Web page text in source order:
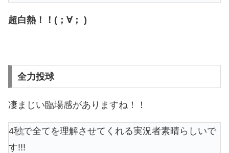
超白熱！！(；∀； )
全力投球
凄まじい臨場感がありますね！！
4秒で全てを理解させてくれる実況者素晴らしいで
す!!!